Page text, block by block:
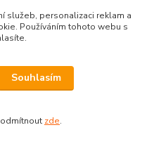
služeb, personalizaci reklam a
Používáním tohoto webu s
Souhlasím
zde.